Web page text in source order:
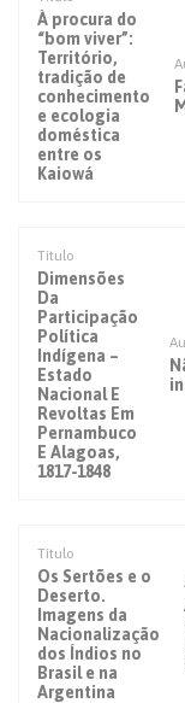
À procura do
“bom viver”:
Território,
tradição de
conhecimento
e ecologia
doméstica
entre os
Kaiowá
Título
Dimensões
Da
Participação
Política
Indígena –
Estado
Nacional E
Revoltas Em
Pernambuco
E Alagoas,
1817-1848
Título
Os Sertões e o
Deserto.
Imagens da
Nacionalização
dos Índios no
Brasil e na
Argentina